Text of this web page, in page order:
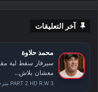
آخر التعليقات
محمد حلاوة
معشان بلاش...
PART 2 HD R.W 3 مترجم